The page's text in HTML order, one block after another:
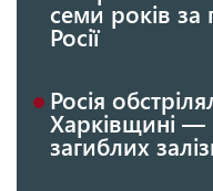
семи років за
Росії
Росія
Харківщині —
загиблих